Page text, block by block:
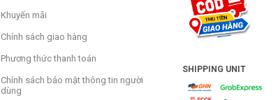
Khuyến mãi
Chính sách giao hàng
Phương thức thanh toán
Chính sách bảo mật thông tin người
dùng
SHIPPING UNIT